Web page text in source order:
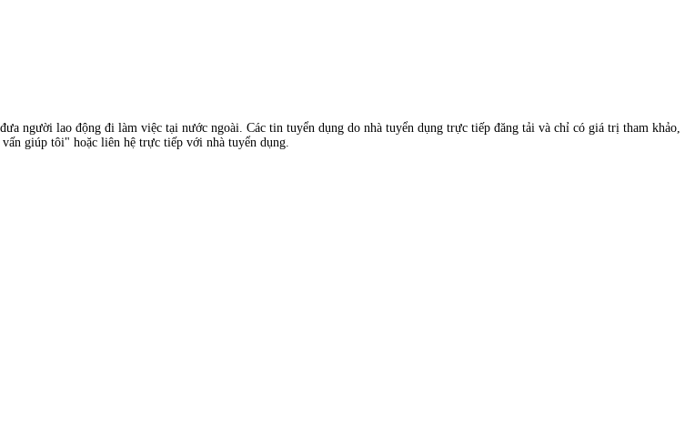
người lao động đi làm việc tại nước ngoài. Các tin tuyển dụng do nhà tuyển dụng trực tiếp đăng tải và chỉ có giá trị tham khảo,
giúp tôi" hoặc liên hệ trực tiếp với nhà tuyển dụng.